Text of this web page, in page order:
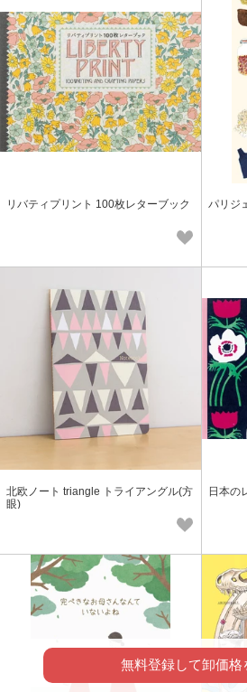
リバティプリント 100枚レターブック パリジ
北欧ノート triangle トライアングル(方
眼)
日本の
無料登録して卸価格